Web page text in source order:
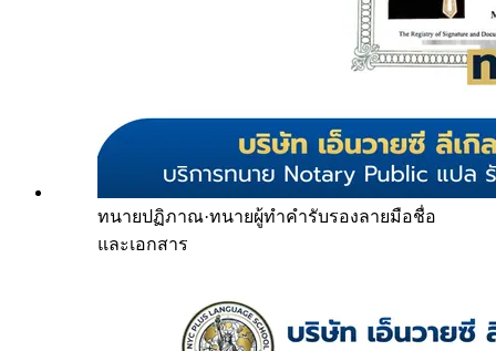
ทนายปฏิภาณ·ทนายผู้ทำคำรับรองลายมือชื่อ
และเอกสาร